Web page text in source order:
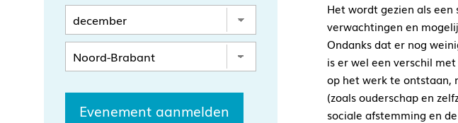
Evenement aanmelden
Het wordt gezien als
verwachtingen en
Ondanks dat er nog
is er wel een verschil
op het werk te ontstaan,
(zoals ouderschap en
sociale afstemming en